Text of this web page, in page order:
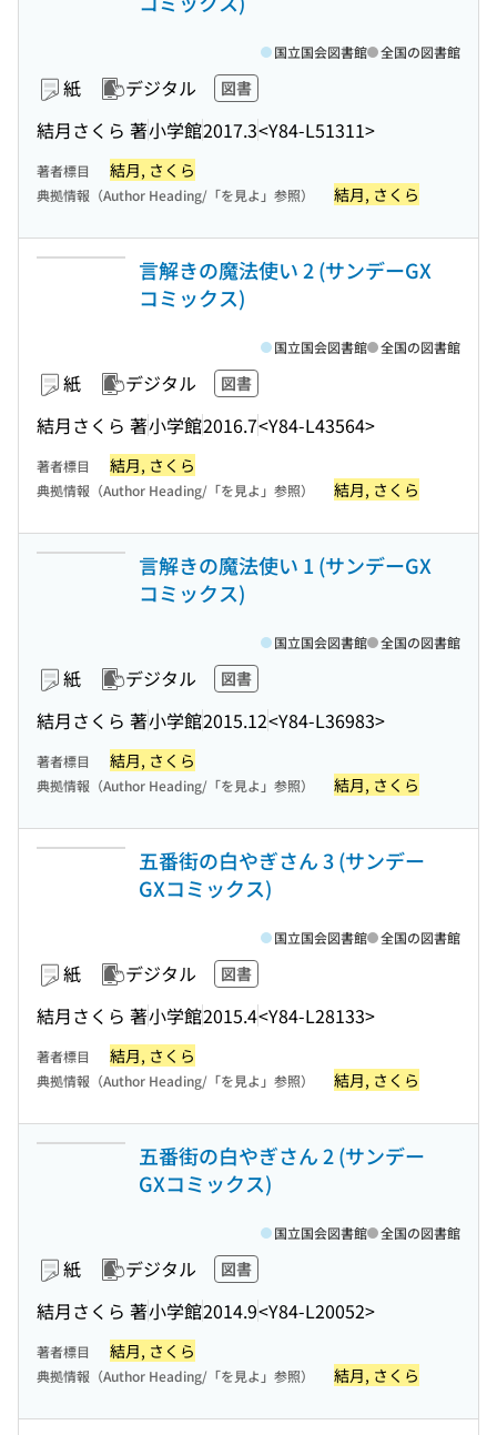
紙 デジタル 図書
結月さくら 著小学館2017.3<Y84-L51311>
国立国会図書館 全国の図書館
著者標目 結月, さくら
典拠情報（Author Heading/「を見よ」参照） 結月, さくら
言解きの魔法使い 2 (サンデーGX
コミックス)
紙 デジタル 図書
結月さくら 著小学館2016.7<Y84-L43564>
国立国会図書館 全国の図書館
著者標目 結月, さくら
典拠情報（Author Heading/「を見よ」参照） 結月, さくら
言解きの魔法使い 1 (サンデーGX
コミックス)
紙 デジタル 図書
結月さくら 著小学館2015.12<Y84-L36983>
国立国会図書館 全国の図書館
著者標目 結月, さくら
典拠情報（Author Heading/「を見よ」参照） 結月, さくら
五番街の白やぎさん 3 (サンデー
GXコミックス)
紙 デジタル 図書
結月さくら 著小学館2015.4<Y84-L28133>
国立国会図書館 全国の図書館
著者標目 結月, さくら
典拠情報（Author Heading/「を見よ」参照） 結月, さくら
五番街の白やぎさん 2 (サンデー
GXコミックス)
紙 デジタル 図書
結月さくら 著小学館2014.9<Y84-L20052>
国立国会図書館 全国の図書館
著者標目 結月, さくら
典拠情報（Author Heading/「を見よ」参照） 結月, さくら